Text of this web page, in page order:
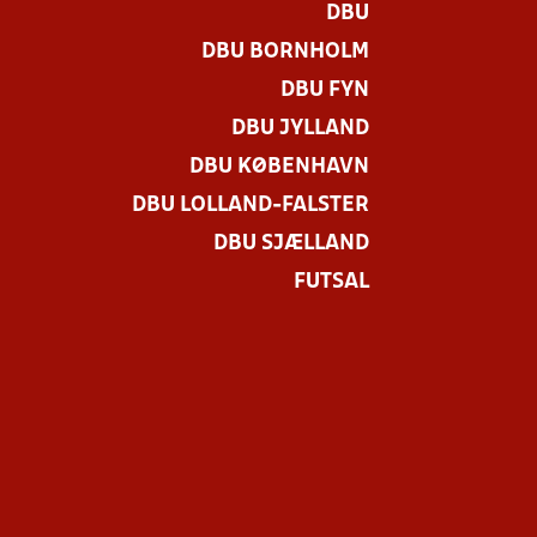
DBU
DBU BORNHOLM
DBU FYN
DBU JYLLAND
DBU KØBENHAVN
DBU LOLLAND-FALSTER
DBU SJÆLLAND
FUTSAL